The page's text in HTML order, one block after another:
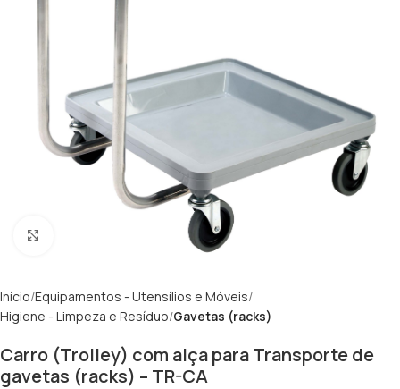
Início Equipamentos - Utensílios e Móveis
Higiene - Limpeza e Resíduo Gavetas (racks)
Carro (Trolley) com alça para Transporte de
gavetas (racks) – TR-CA